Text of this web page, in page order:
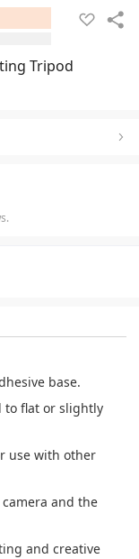
Tripod
base.
to flat or slightly
use with other
and the
and creative